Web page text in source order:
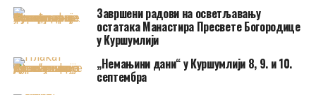
Завршени радови на осветљавању
остатака Манастира Пресвете Богородице
у Куршумлији
„Немањини дани“ у Куршумлији 8, 9. и 10.
септембра